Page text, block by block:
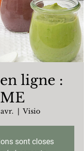
ligne :
  |
Visio
sont closes